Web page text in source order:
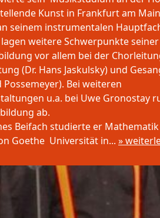
Kunst in Frankfurt am
seinem instrumentalen
weitere Schwerpunkte seiner
vor allem bei der
(Dr. Hans Jaskulsky) und
Bei weiteren
u.a. bei Uwe Gronostay
ab.
Beifach studierte er
Goethe Universität in... »